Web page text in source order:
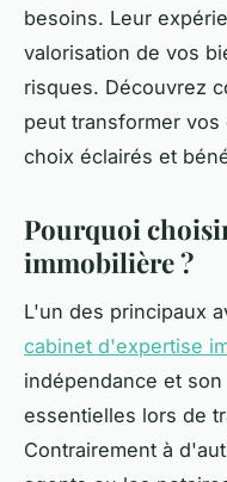
besoins. Leur
valorisation de vos
risques. Découvrez
peut transformer
choix éclairés et
Pourquoi
immobilière ?
L'un des principaux
cabinet d'expertise
indépendance et
essentielles lors de
Contrairement à